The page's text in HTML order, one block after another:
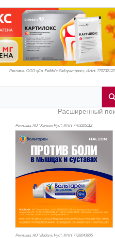
Реклама. ООО «Др. Редди’с Лабораторис», ИНН: 770
Расширенный
Реклама. АО "Хелеон Рус", ИНН 7703105112
Реклама. АО "Видаль Рус", ИНН 7728043605